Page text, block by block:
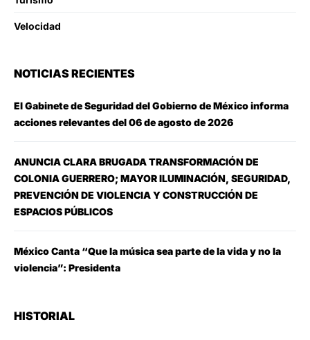
Velocidad
NOTICIAS RECIENTES
El Gabinete de Seguridad del Gobierno de México informa
acciones relevantes del 06 de agosto de 2026
ANUNCIA CLARA BRUGADA TRANSFORMACIÓN DE
COLONIA GUERRERO; MAYOR ILUMINACIÓN, SEGURIDAD,
PREVENCIÓN DE VIOLENCIA Y CONSTRUCCIÓN DE
ESPACIOS PÚBLICOS
México Canta “Que la música sea parte de la vida y no la
violencia”: Presidenta
HISTORIAL